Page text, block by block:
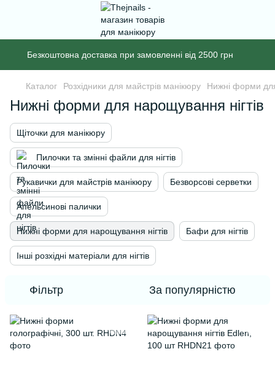
Безкоштовна доставка при замовленні від 2500 грн
Каталог Розхідники для майстрів манікюру Нижні форми
Нижні форми для нарощування нігтів
Щіточки для манікюру
Пилочки та змінні файли для нігтів
Рукавички для майстрів манікюру Безворсові серветки
Апельсинові палички
Нижні форми для нарощування нігтів Бафи для нігтів
Інші розхідні матеріали для нігтів
Фільтр За популярністю